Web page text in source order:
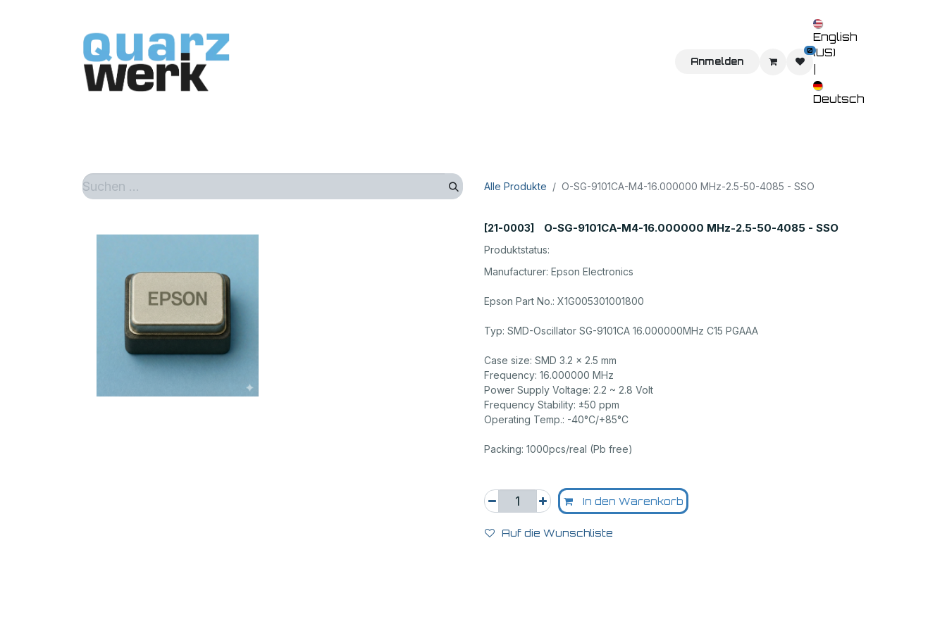
Home Shop Veranstaltungen
Anmelden
0
English
(US)
Deutsch
Alle Produkte O-SG-9101CA-M4-16.000000 MHz-2.5-50-4085 - SSO
[21-0003] O-SG-9101CA-M4-16.000000 MHz-2.5-50-4085 - SSO
Produktstatus:
Manufacturer: Epson Electronics
Epson Part No.: X1G005301001800
Typ: SMD-Oscillator SG-9101CA 16.000000MHz C15 PGAAA
Case size: SMD 3.2 x 2.5 mm
Frequency: 16.000000 MHz
Power Supply Voltage: 2.2 ~ 2.8 Volt
Frequency Stability: ±50 ppm
Operating Temp.: -40°C/+85°C
Packing: 1000pcs/real (Pb free)
In den Warenkorb
Auf die Wunschliste